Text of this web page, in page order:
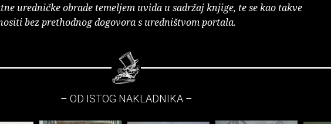
uredničke obrade temeljem uvida u sadržaj knjige, te se kao takve
bez prethodnog dogovora s uredništvom portala.
– OD ISTOG NAKLADNIKA –